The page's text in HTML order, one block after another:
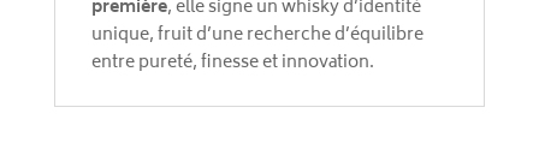
première, elle signe un whisky d’identité
unique, fruit d’une recherche d’équilibre
entre pureté, finesse et innovation.